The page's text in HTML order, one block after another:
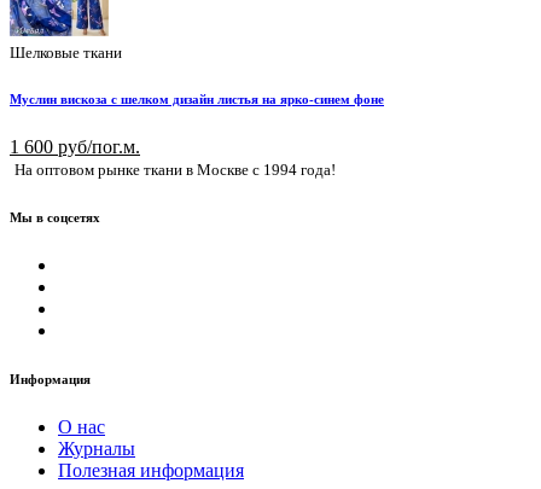
Шелковые ткани
Муслин вискоза с шелком дизайн листья на ярко-синем фоне
1 600 руб/пог.м.
На оптовом рынке ткани в Москве с 1994 года!
Мы в соцсетях
Информация
О нас
Журналы
Полезная информация